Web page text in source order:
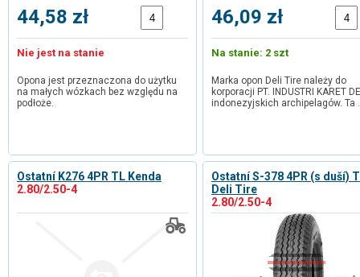
44,58 zł
Nie jest na stanie
Opona jest przeznaczona do użytku
na małych wózkach bez względu na
podłoże.
46,09 zł
Na stanie: 2 szt
Marka opon Deli Tire należy do
korporacji PT. INDUSTRI KARET
indonezyjskich archipelagów. Ta
Ostatní K276 4PR TL Kenda
2.80/2.50-4
Ostatní S-378 4PR (s duší)
Deli Tire
2.80/2.50-4